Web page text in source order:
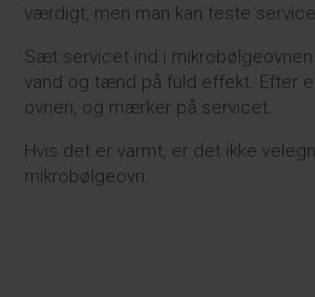
værdigt, men man kan teste
Sæt servicet ind i
vand og tænd på fuld effekt. Efter
ovnen, og mærker på servicet.
Hvis det er varmt, er det ikke
mikrobølgeovn.